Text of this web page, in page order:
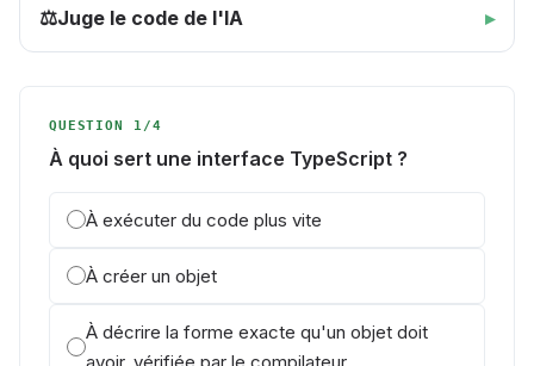
⚖️Juge le code de l'IA
QUESTION 1/4
À quoi sert une interface TypeScript ?
À exécuter du code plus vite
À créer un objet
À décrire la forme exacte qu'un objet doit